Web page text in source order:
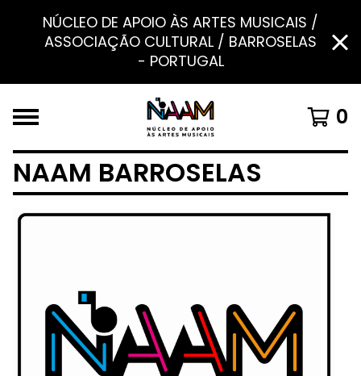
NÚCLEO DE APOIO ÀS ARTES MUSICAIS /
ASSOCIAÇÃO CULTURAL / BARROSELAS
- PORTUGAL
0
NAAM BARROSELAS